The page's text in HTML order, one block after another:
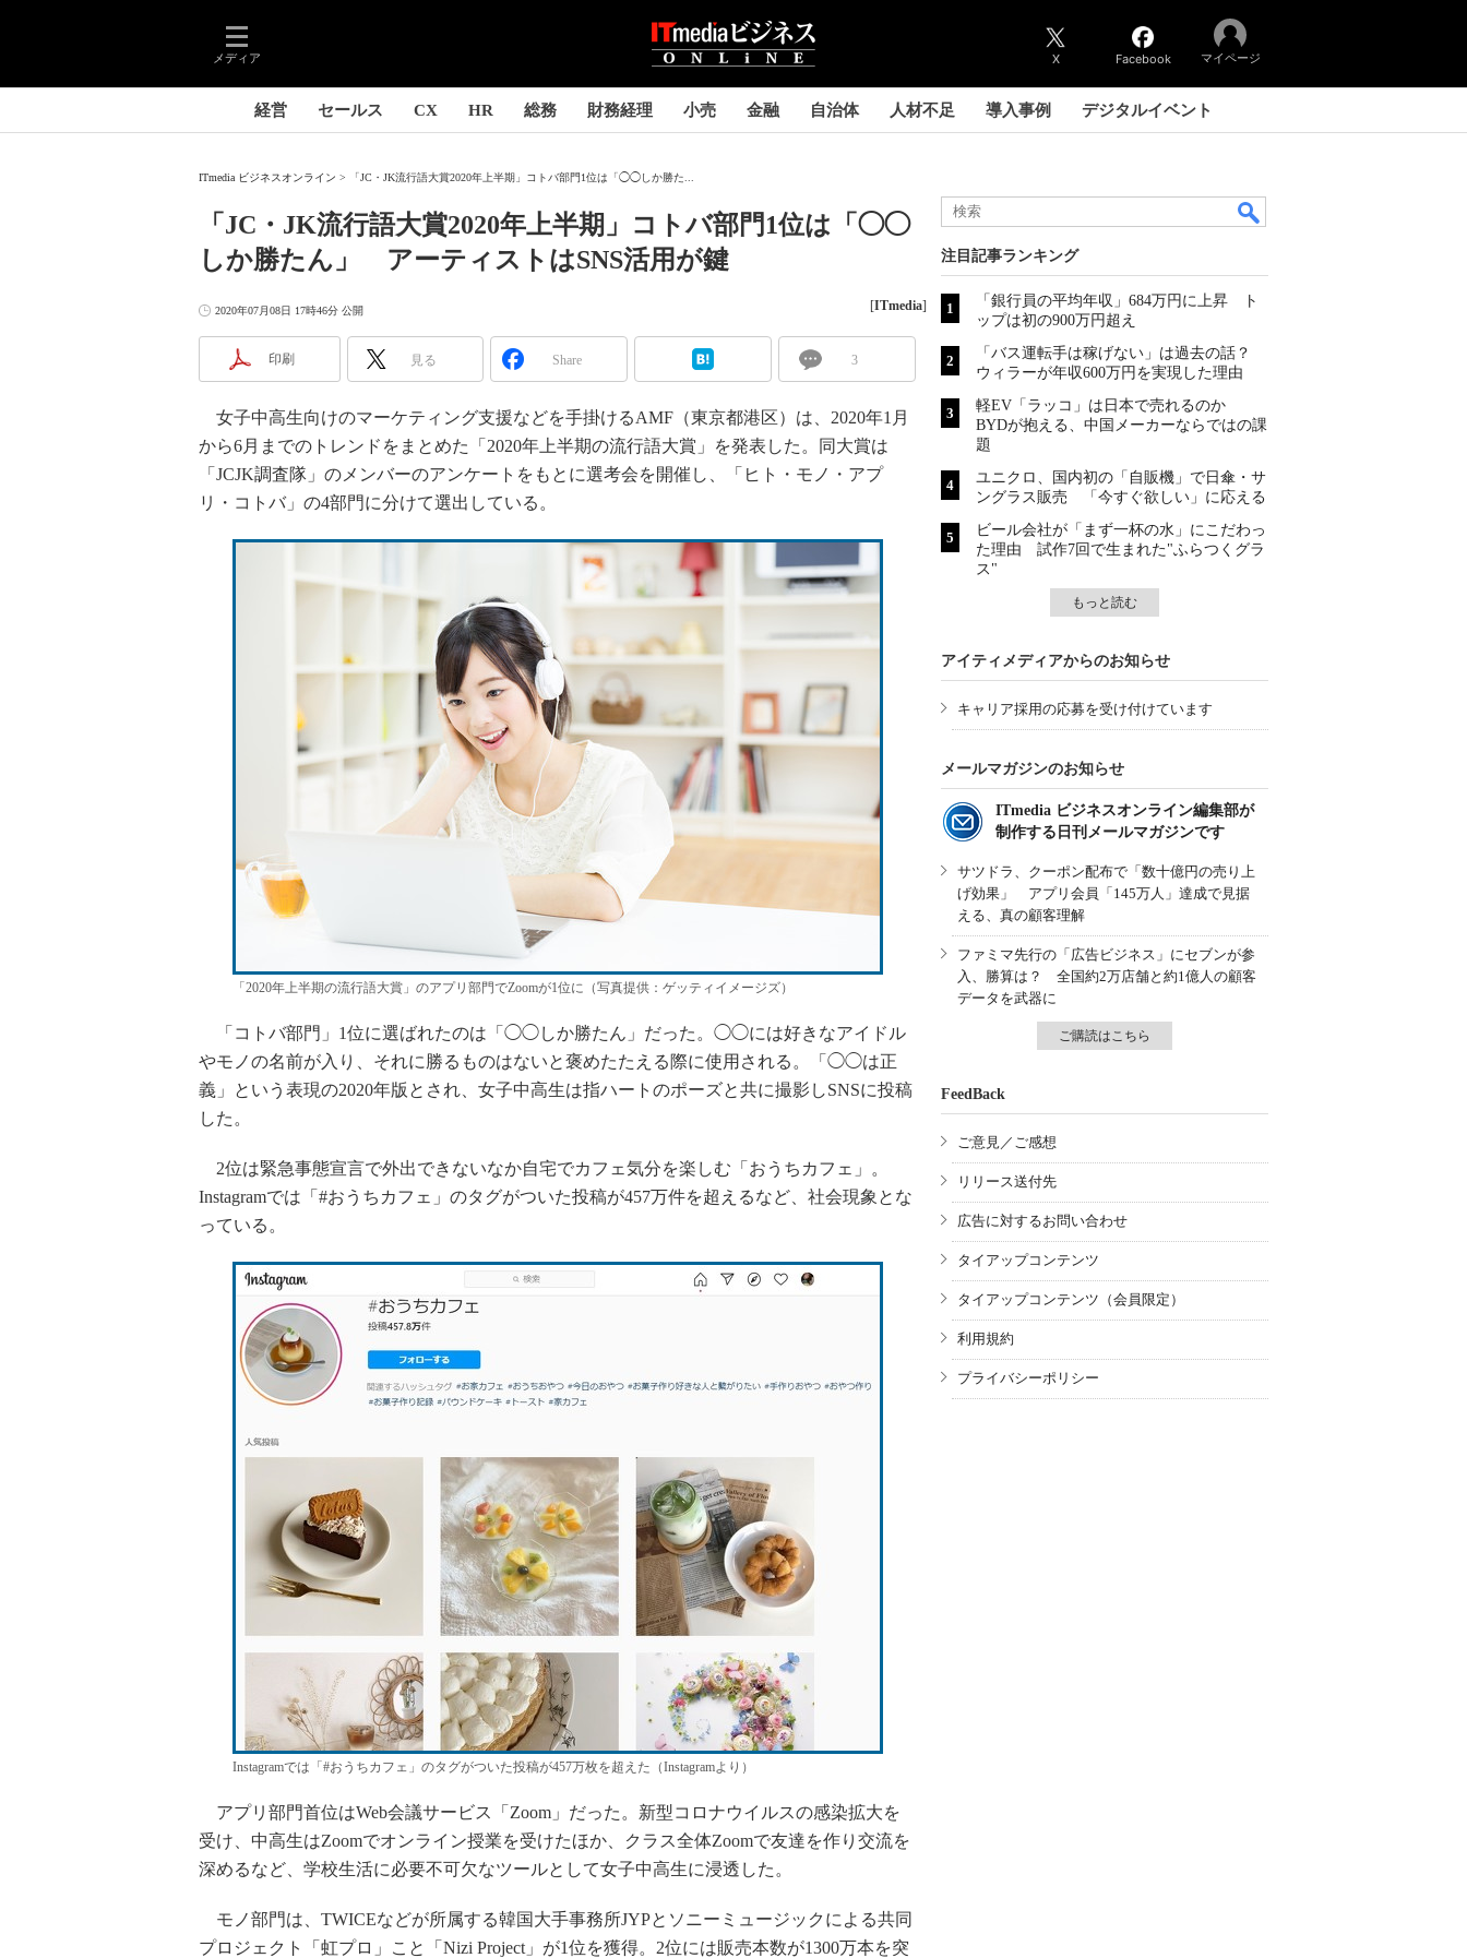
メディア X Facebook マイページ
経営 セールス CX HR 総務 財務経理 小売 金融 自治体 人材不足 導入事例 デジタルイベント
ITmedia ビジネスオンライン 「JC・JK流行語大賞2020年上半期」コトバ部門1位は「◯◯しか勝た...
「JC・JK流行語大賞2020年上半期」コトバ部門1位は「◯◯
しか勝たん」 アーティストはSNS活用が鍵
2020年07月08日 17時46分 公開 [ITmedia]
印刷 見る Share 3
女子中高生向けのマーケティング支援などを手掛けるAMF（東京都港区）は、2020年1月
から6月までのトレンドをまとめた「2020年上半期の流行語大賞」を発表した。同大賞は
「JCJK調査隊」のメンバーのアンケートをもとに選考会を開催し、「ヒト・モノ・アプ
リ・コトバ」の4部門に分けて選出している。
「2020年上半期の流行語大賞」のアプリ部門でZoomが1位に（写真提供：ゲッティイメージズ）
「コトバ部門」1位に選ばれたのは「◯◯しか勝たん」だった。◯◯には好きなアイドル
やモノの名前が入り、それに勝るものはないと褒めたたえる際に使用される。「◯◯は正
義」という表現の2020年版とされ、女子中高生は指ハートのポーズと共に撮影しSNSに投稿
した。
2位は緊急事態宣言で外出できないなか自宅でカフェ気分を楽しむ「おうちカフェ」。
Instagramでは「#おうちカフェ」のタグがついた投稿が457万件を超えるなど、社会現象とな
っている。
Instagramでは「#おうちカフェ」のタグがついた投稿が457万枚を超えた（Instagramより）
アプリ部門首位はWeb会議サービス「Zoom」だった。新型コロナウイルスの感染拡大を
受け、中高生はZoomでオンライン授業を受けたほか、クラス全体Zoomで友達を作り交流を
深めるなど、学校生活に必要不可欠なツールとして女子中高生に浸透した。
モノ部門は、TWICEなどが所属する韓国大手事務所JYPとソニーミュージックによる共同
プロジェクト「虹プロ」こと「Nizi Project」が1位を獲得。2位には販売本数が1300万本を突
注目記事ランキング
「銀行員の平均年収」684万円に上昇 ト
ップは初の900万円超え
「バス運転手は稼げない」は過去の話？
ウィラーが年収600万円を実現した理由
軽EV「ラッコ」は日本で売れるのか
BYDが抱える、中国メーカーならではの課
題
ユニクロ、国内初の「自販機」で日傘・サ
ングラス販売 「今すぐ欲しい」に応える
ビール会社が「まず一杯の水」にこだわっ
た理由 試作7回で生まれた"ふらつくグラ
ス"
もっと読む
アイティメディアからのお知らせ
キャリア採用の応募を受け付けています
メールマガジンのお知らせ
ITmedia ビジネスオンライン編集部が
制作する日刊メールマガジンです
サツドラ、クーポン配布で「数十億円の売り上
げ効果」 アプリ会員「145万人」達成で見据
える、真の顧客理解
ファミマ先行の「広告ビジネス」にセブンが参
入、勝算は？ 全国約2万店舗と約1億人の顧客
データを武器に
ご購読はこちら
FeedBack
ご意見／ご感想
リリース送付先
広告に対するお問い合わせ
タイアップコンテンツ
タイアップコンテンツ（会員限定）
利用規約
プライバシーポリシー